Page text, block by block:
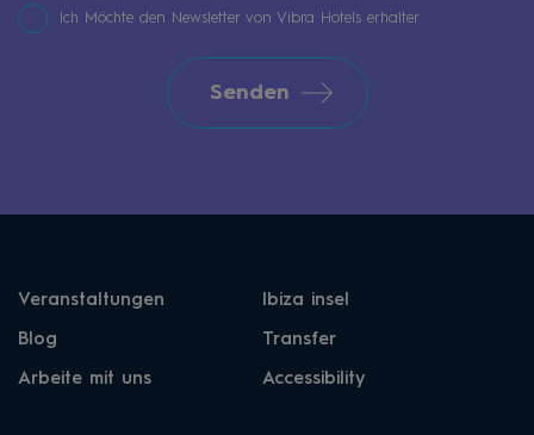
Ich Möchte den Newsletter von Vibra Hotels erhalter
Senden
Veranstaltungen Ibiza insel
Blog Transfer
Arbeite mit uns Accessibility